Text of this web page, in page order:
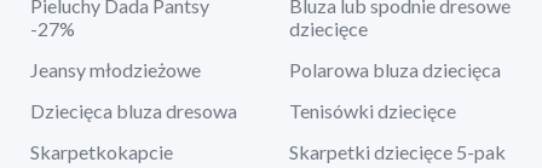
Pieluchy Dada Pantsy
-27%
Bluza lub spodnie dresowe
dziecięce
Jeansy młodzieżowe
Polarowa bluza dziecięca
Dziecięca bluza dresowa
Tenisówki dziecięce
Skarpetkokapcie
Skarpetki dziecięce 5-pak